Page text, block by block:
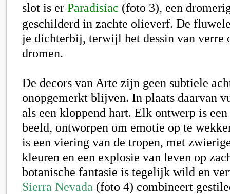
slot is er Paradisiac (foto 3), een
geschilderd in zachte olieverf. De
je dichterbij, terwijl het dessin van verre
dromen.
De decors van Arte zijn geen subtiele
onopgemerkt blijven. In plaats daarvan
als een kloppend hart. Elk ontwerp is een
beeld, ontworpen om emotie op te
is een viering van de tropen, met
kleuren en een explosie van leven op
botanische fantasie is tegelijk wild en
Sierra Nevada (foto 4) combineert